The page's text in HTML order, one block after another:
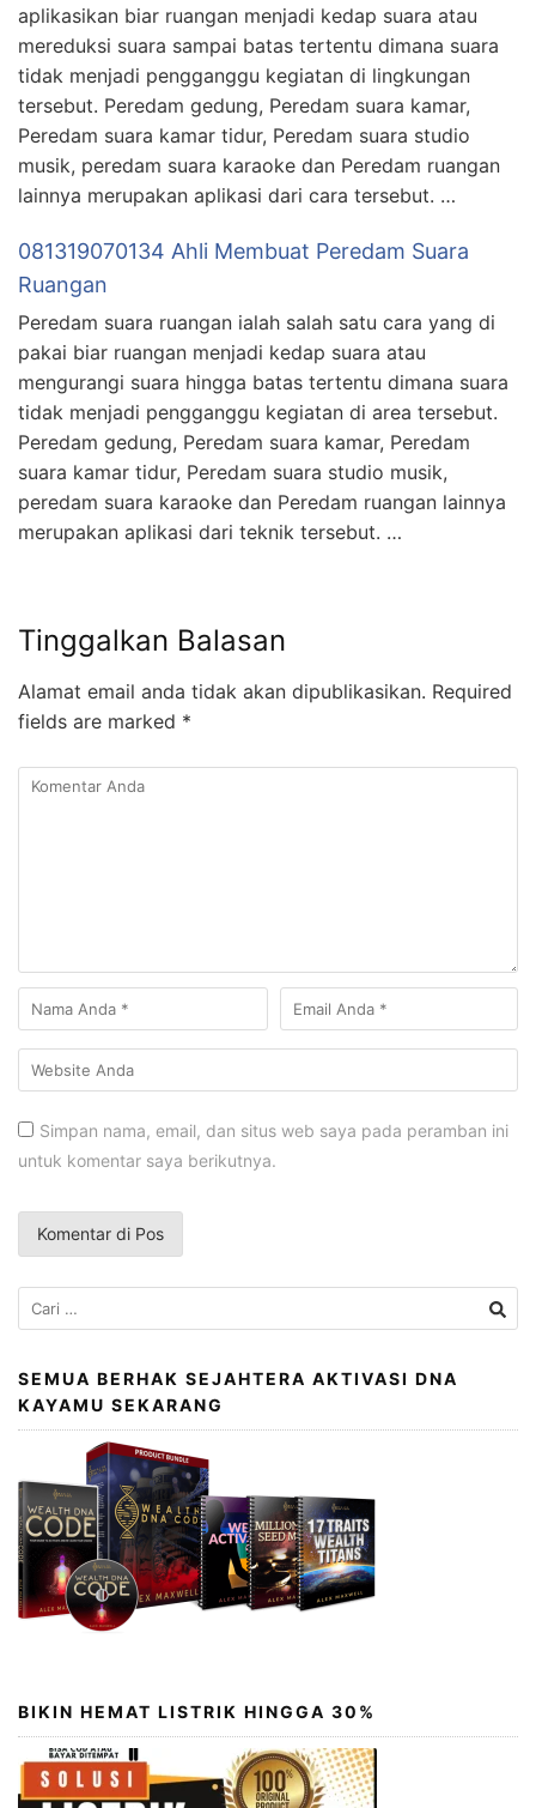
aplikasikan biar ruangan menjadi kedap suara atau
mereduksi suara sampai batas tertentu dimana suara
tidak menjadi pengganggu kegiatan di lingkungan
tersebut. Peredam gedung, Peredam suara kamar,
Peredam suara kamar tidur, Peredam suara studio
musik, peredam suara karaoke dan Peredam ruangan
lainnya merupakan aplikasi dari cara tersebut. …
081319070134 Ahli Membuat Peredam Suara
Ruangan
Peredam suara ruangan ialah salah satu cara yang di
pakai biar ruangan menjadi kedap suara atau
mengurangi suara hingga batas tertentu dimana suara
tidak menjadi pengganggu kegiatan di area tersebut.
Peredam gedung, Peredam suara kamar, Peredam
suara kamar tidur, Peredam suara studio musik,
peredam suara karaoke dan Peredam ruangan lainnya
merupakan aplikasi dari teknik tersebut. …
Tinggalkan Balasan
Alamat email anda tidak akan dipublikasikan. Required
fields are marked *
Simpan nama, email, dan situs web saya pada peramban ini
untuk komentar saya berikutnya.
Cari
untuk:
SEMUA BERHAK SEJAHTERA AKTIVASI DNA
KAYAMU SEKARANG
BIKIN HEMAT LISTRIK HINGGA 30%